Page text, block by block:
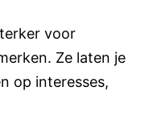
voor
Ze laten je
op interesses,